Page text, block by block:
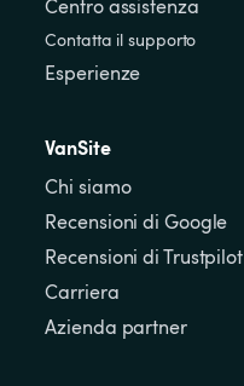
Centro assistenza
Contatta il supporto
Esperienze
VanSite
Chi siamo
Recensioni di Google
Recensioni di Trustpilot
Carriera
Azienda partner